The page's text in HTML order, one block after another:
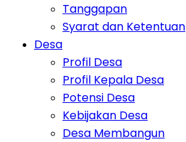
Tanggapan
Syarat dan Ketentuan
Desa
Profil Desa
Profil Kepala Desa
Potensi Desa
Kebijakan Desa
Desa Membangun